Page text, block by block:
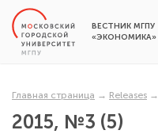
ВЕСТНИК МГПУ
«ЭКОНОМИКА»
Главная страница → Releases →
2015, №3 (5)